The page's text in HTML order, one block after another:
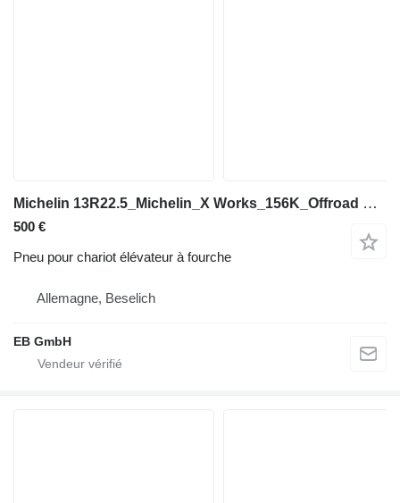
Michelin 13R22.5_Michelin_X Works_156K_Offroad Reifen_DEMO 98% Profil
500 €
Pneu pour chariot élévateur à fourche
Allemagne, Beselich
EB GmbH